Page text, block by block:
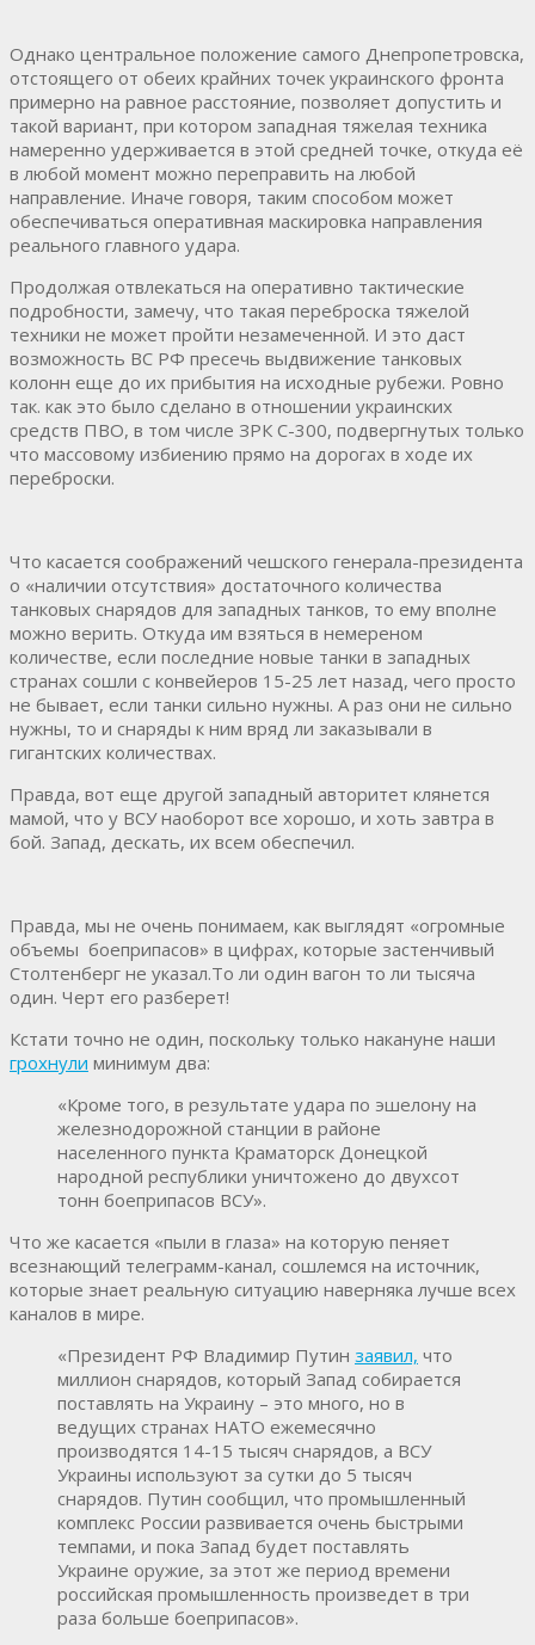
Однако центральное положение самого Днепропетровска,
отстоящего от обеих крайних точек украинского фронта
примерно на равное расстояние, позволяет допустить и
такой вариант, при котором западная тяжелая техника
намеренно удерживается в этой средней точке, откуда её
в любой момент можно переправить на любой
направление. Иначе говоря, таким способом может
обеспечиваться оперативная маскировка направления
реального главного удара.
Продолжая отвлекаться на оперативно тактические
подробности, замечу, что такая переброска тяжелой
техники не может пройти незамеченной. И это даст
возможность ВС РФ пресечь выдвижение танковых
колонн еще до их прибытия на исходные рубежи. Ровно
так. как это было сделано в отношении украинских
средств ПВО, в том числе ЗРК С-300, подвергнутых только
что массовому избиению прямо на дорогах в ходе их
переброски.
Что касается соображений чешского генерала-президента
о «наличии отсутствия» достаточного количества
танковых снарядов для западных танков, то ему вполне
можно верить. Откуда им взяться в немереном
количестве, если последние новые танки в западных
странах сошли с конвейеров 15-25 лет назад, чего просто
не бывает, если танки сильно нужны. А раз они не сильно
нужны, то и снаряды к ним вряд ли заказывали в
гигантских количествах.
Правда, вот еще другой западный авторитет клянется
мамой, что у ВСУ наоборот все хорошо, и хоть завтра в
бой. Запад, дескать, их всем обеспечил.
Правда, мы не очень понимаем, как выглядят «огромные
объемы боеприпасов» в цифрах, которые застенчивый
Столтенберг не указал.То ли один вагон то ли тысяча
один. Черт его разберет!
Кстати точно не один, поскольку только накануне наши
грохнули минимум два:
«Кроме того, в результате удара по эшелону на
железнодорожной станции в районе
населенного пункта Краматорск Донецкой
народной республики уничтожено до двухсот
тонн боеприпасов ВСУ».
Что же касается «пыли в глаза» на которую пеняет
всезнающий телеграмм-канал, сошлемся на источник,
которые знает реальную ситуацию наверняка лучше всех
каналов в мире.
«Президент РФ Владимир Путин заявил, что
миллион снарядов, который Запад собирается
поставлять на Украину – это много, но в
ведущих странах НАТО ежемесячно
производятся 14-15 тысяч снарядов, а ВСУ
Украины используют за сутки до 5 тысяч
снарядов. Путин сообщил, что промышленный
комплекс России развивается очень быстрыми
темпами, и пока Запад будет поставлять
Украине оружие, за этот же период времени
российская промышленность произведет в три
раза больше боеприпасов».